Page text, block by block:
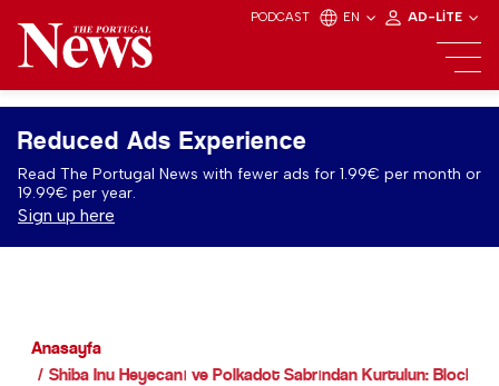
PODCAST EN AD-LITE
Reduced Ads Experience
Read The Portugal News with fewer ads for 1.99€ per month or
19.99€ per year.
Sign up here
Anasayfa
Shiba Inu Heyecanı ve Polkadot Sabrından Kurtulun: